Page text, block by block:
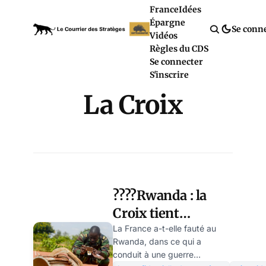
FranceIdées
Épargne
Vidéos
Règles du CDS
Se connecter
S'inscrire
Se
La Croix
????Rwanda : la
Croix tient
vraiment à rendre
les Français
La France a-t-elle fauté au
Rwanda, dans ce qui a
conduit à une guerre